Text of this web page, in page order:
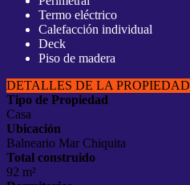
Termo eléctrico
Calefacción individual
Deck
Piso de madera
DETALLES DE LA PROPIEDAD
Tipo de Propiedad
Casa
Ubicación
Balneario Mar Chiquita
Total construido
92 m²